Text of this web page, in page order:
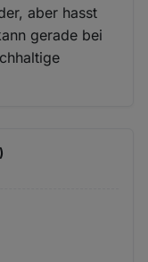
aber hasst
gerade bei